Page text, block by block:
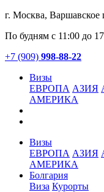
г. Москва, Варшавское
По будням с 11:00 до
+7 (909) 998-88-22
Визы
ЕВРОПА АЗИЯ
АМЕРИКА
Визы
ЕВРОПА АЗИЯ
АМЕРИКА
Болгария
Виза Курорты